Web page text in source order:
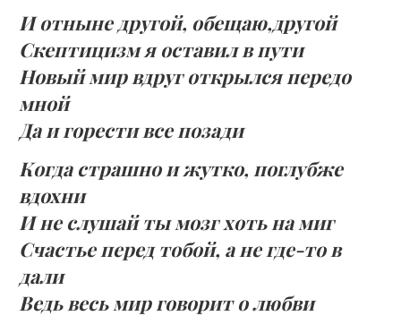
И отныне другой, обещаю,другой
Скептицизм я оставил в пути
Новый мир вдруг открылся передо
мной
Да и горести все позади
Когда страшно и жутко, поглубже
вдохни
И не слушай ты мозг хоть на миг
Счастье перед тобой, а не где-то в
дали
Ведь весь мир говорит о любви